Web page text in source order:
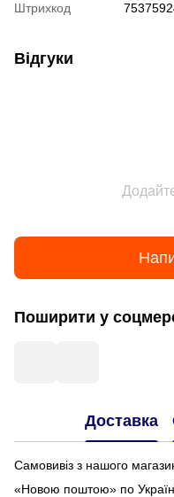
Штрихкод
Відгуки
Поширити у
Доставка
Самовивіз з нашого
«Новою поштою» по